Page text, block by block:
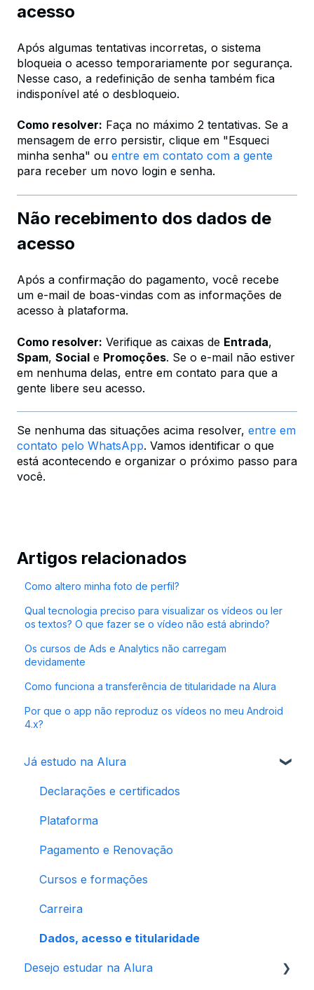
acesso
Após algumas tentativas incorretas, o sistema
bloqueia o acesso temporariamente por segurança.
Nesse caso, a redefinição de senha também fica
indisponível até o desbloqueio.
Como resolver: Faça no máximo 2 tentativas. Se a
mensagem de erro persistir, clique em "Esqueci
minha senha" ou entre em contato com a gente
para receber um novo login e senha.
Não recebimento dos dados de
acesso
Após a confirmação do pagamento, você recebe
um e-mail de boas-vindas com as informações de
acesso à plataforma.
Como resolver: Verifique as caixas de Entrada,
Spam, Social e Promoções. Se o e-mail não estiver
em nenhuma delas, entre em contato para que a
gente libere seu acesso.
Se nenhuma das situações acima resolver, entre em
contato pelo WhatsApp. Vamos identificar o que
está acontecendo e organizar o próximo passo para
você.
Artigos relacionados
Como altero minha foto de perfil?
Qual tecnologia preciso para visualizar os vídeos ou ler
os textos? O que fazer se o vídeo não está abrindo?
Os cursos de Ads e Analytics não carregam
devidamente
Como funciona a transferência de titularidade na Alura
Por que o app não reproduz os vídeos no meu Android
4.x?
Já estudo na Alura
Declarações e certificados
Plataforma
Pagamento e Renovação
Cursos e formações
Carreira
Dados, acesso e titularidade
Desejo estudar na Alura